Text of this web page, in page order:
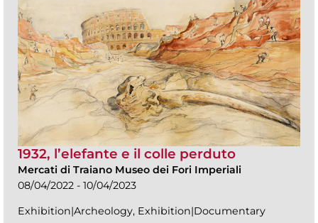
1932, l’elefante e il colle perduto
Mercati di Traiano Museo dei Fori Imperiali
08/04/2022 - 10/04/2023
Exhibition|Archeology, Exhibition|Documentary